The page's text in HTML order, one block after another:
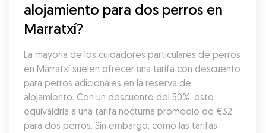
alojamiento para dos perros en
Marratxí?
La mayoría de los cuidadores particulares de perros
en Marratxí suelen ofrecer una tarifa con descuento
para perros adicionales en la reserva de
alojamiento. Con un descuento del 50%, esto
equivaldría a una tarifa nocturna promedio de €32
para dos perros. Sin embargo, como las tarifas